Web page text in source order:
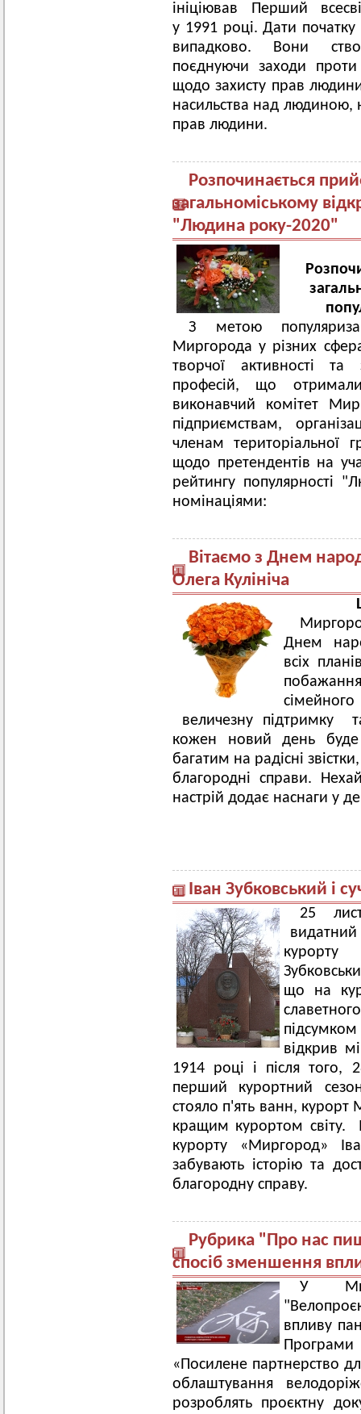
ініціював Перший
у 1991 році. Дати
випадково. Вони
поєднуючи заходи проти
щодо захисту прав
насильства над людиною,
прав людини.
Розпочинається
загальноміському
"Людина року-2020"
З метою
Миргорода у різних
творчої активності та
професій, що
виконавчий комітет
підприємствам,
членам територіальної
щодо претендентів на
рейтингу популярності
номінаціями:
Вітаємо з Днем
Олега Кулініча
Днем
всіх
величезну підтримку
кожен новий день
багатим на радісні
благородні справи.
настрій додає наснаги у
Іван Зубковський і
25
видатний
курорту
що на
відкрив
1914 році і після того,
перший курортний
стояло п'ять ванн,
кращим курортом світу.
курорту «Миргород»
забувають історію та
благородну справу.
Рубрика "Про нас
спосіб зменшення
У
впливу
«Посилене партнерство
облаштування
розроблять проєктну